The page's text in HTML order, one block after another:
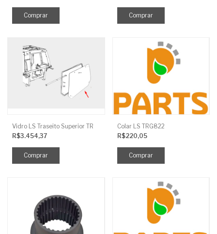
Vidro LS Traseito Superior TR
R$3.454,37
Colar LS TRG822
R$220,05